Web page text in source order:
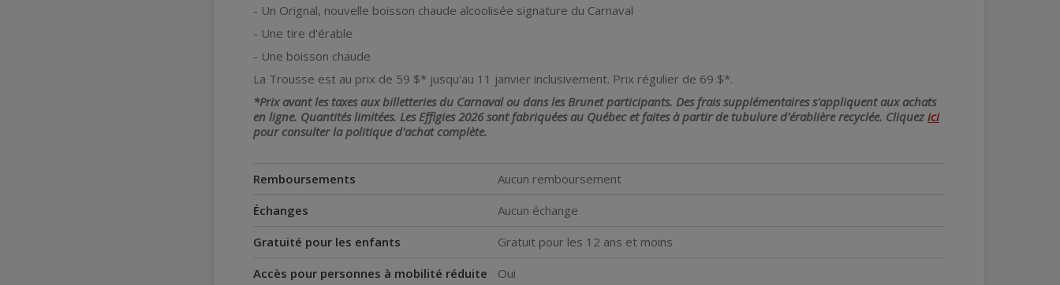
- Un Orignal, nouvelle boisson chaude alcoolisée signature du Carnaval
- Une tire d'érable
- Une boisson chaude
La Trousse est au prix de 59 $* jusqu'au 11 janvier inclusivement. Prix régulier de 69 $*.
*Prix avant les taxes aux billetteries du Carnaval ou dans les Brunet participants. Des frais supplémentaires s'appliquent aux achats
en ligne. Quantités limitées. Les Effigies 2026 sont fabriquées au Québec et faites à partir de tubulure d'érablière recyclée. Cliquez ici
pour consulter la politique d'achat complète.
Remboursements
Aucun remboursement
Échanges
Aucun échange
Gratuité pour les enfants
Gratuit pour les 12 ans et moins
Accès pour personnes à mobilité réduite
Oui